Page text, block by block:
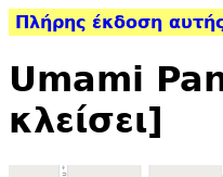
Πλήρης έκδοση
Umami
κλείσει]